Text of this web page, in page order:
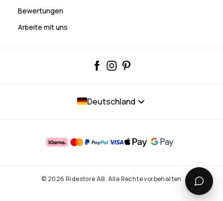
Bewertungen
Arbeite mit uns
Deutschland
© 2026 Ridestore AB. Alle Rechte vorbehalten